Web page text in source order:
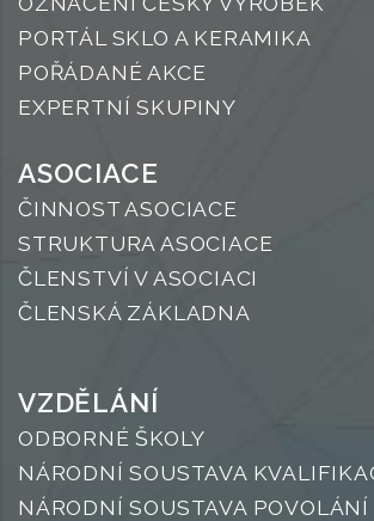
PORTÁL SKLO A KERAMIKA
POŘÁDANÉ AKCE
EXPERTNÍ SKUPINY
ASOCIACE
ČINNOST ASOCIACE
STRUKTURA ASOCIACE
ČLENSTVÍ V ASOCIACI
ČLENSKÁ ZÁKLADNA
VZDĚLÁNÍ
ODBORNÉ ŠKOLY
NÁRODNÍ SOUSTAVA
NÁRODNÍ SOUSTAVA POVOLÁNÍ